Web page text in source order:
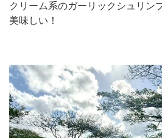
クリーム系のガーリックシュリン
美味しい！